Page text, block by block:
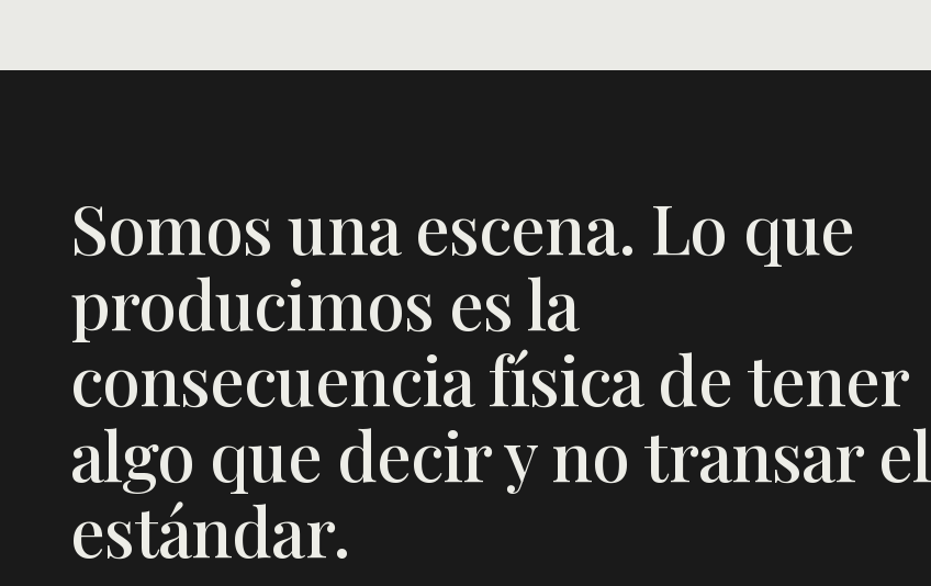
Somos una escena. Lo que
producimos es la
consecuencia física de tener
algo que decir y no transar el
estándar.